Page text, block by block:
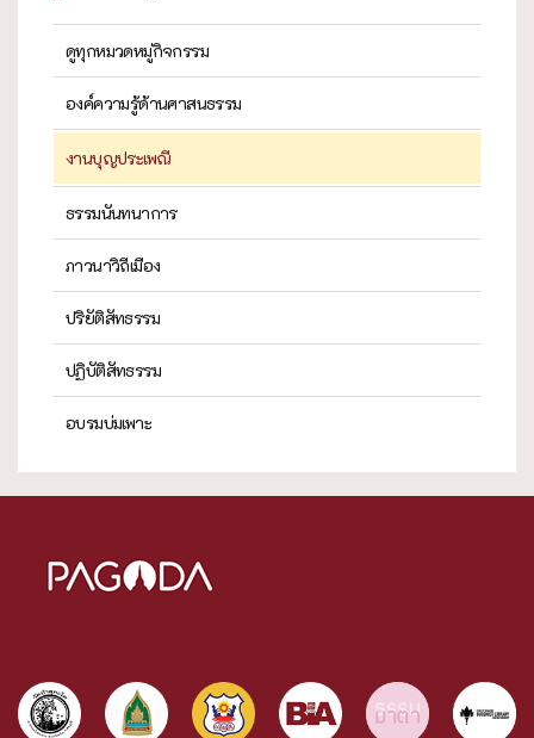
ดูทุกหมวดหมู่กิจกรรม
องค์ความรู้ด้านศาสนธรรม
งานบุญประเพณี
ธรรมนันทนาการ
ภาวนาวิถีเมือง
ปริยัติสัทธรรม
ปฏิบัติสัทธรรม
อบรมบ่มเพาะ